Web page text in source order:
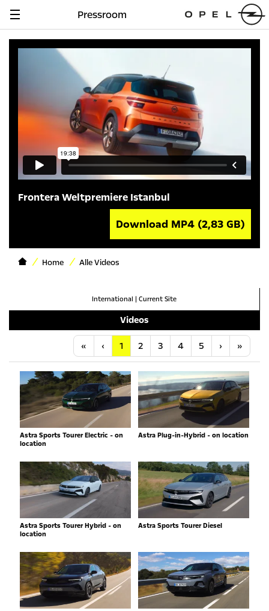
Navigation
Pressroom
Frontera Weltpremiere Istanbul
Download MP4 (2,83 GB)
Home Alle Videos
International | Current Site
Videos
« Anfang
‹ Vorherige
1 2 3 4 5 ›Nächste
»
Astra Sports Tourer Electric - on
location
Astra Plug-in-Hybrid - on location
Astra Sports Tourer Hybrid - on
location
Astra Sports Tourer Diesel